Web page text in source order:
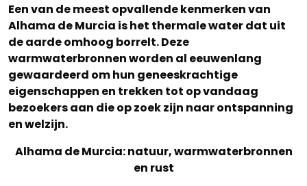
Een van de meest opvallende kenmerken van
Alhama de Murcia is het thermale water dat uit
de aarde omhoog borrelt. Deze
warmwaterbronnen worden al eeuwenlang
gewaardeerd om hun geneeskrachtige
eigenschappen en trekken tot op vandaag
bezoekers aan die op zoek zijn naar ontspanning
en welzijn.
Alhama de Murcia: natuur, warmwaterbronnen
en rust